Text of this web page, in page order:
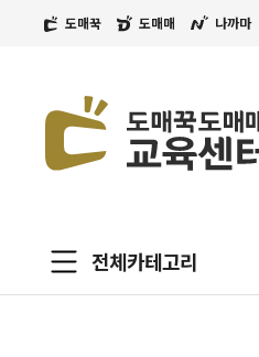
도매꾹 도매매 나까마
전체카테고리